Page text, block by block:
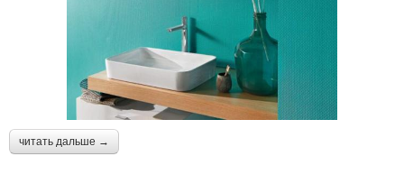
читать дальше →